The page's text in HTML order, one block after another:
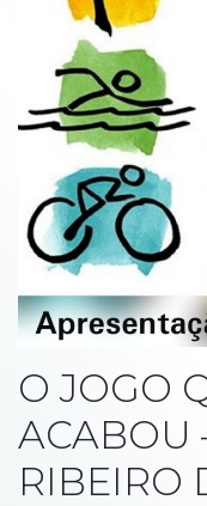
O JOGO
ACABOU
RIBEIRO